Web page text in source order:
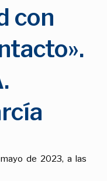
con
de 2023, a las